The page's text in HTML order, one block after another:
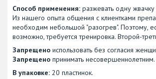
Способ применения: разжевать одну
Из нашего опыта общения с клиентками
необходим небольшой "разогрев". Поэтому,
возможно, требуется тренировка. Второй-
Запрещено использовать без согласия
Запрещено принимать несовершеннолетним.
В упаковке: 20 пластинок.